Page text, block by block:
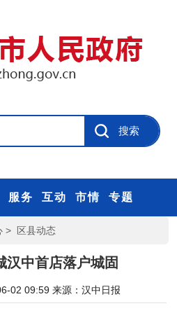
服务 互动 市情 专题
> 区县动态
汉中首店落户城固
02 09:59 来源： 汉中日报